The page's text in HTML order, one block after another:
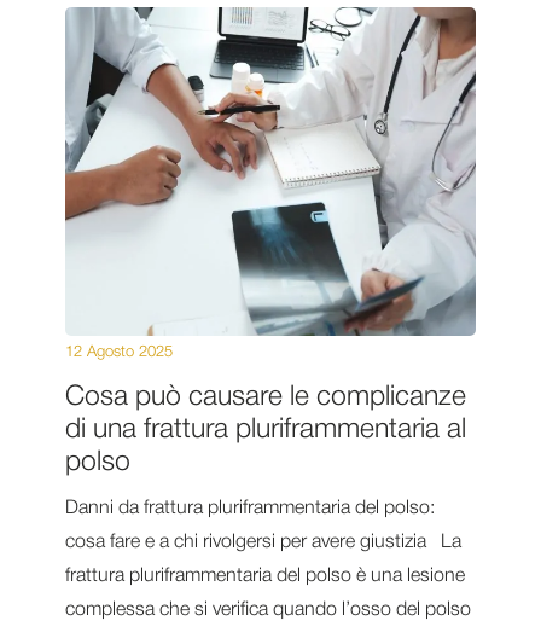
Cosa può causare le complicanze
di una frattura pluriframmentaria al
polso
12 Agosto 2025
Danni da frattura pluriframmentaria del polso:
cosa fare e a chi rivolgersi per avere giustizia La
frattura pluriframmentaria del polso è una lesione
complessa che si verifica quando l’osso del polso